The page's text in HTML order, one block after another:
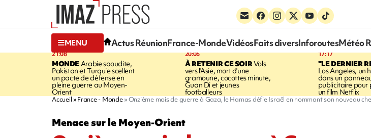
MENU Actus RéunionFrance-MondeVidéosFaits diversInforoutesMétéo
21:08
MONDE Arabie saoudite,
Pakistan et Turquie scellent
un pacte de défense en
pleine guerre au Moyen-
Orient
20:06
À RETENIR CE SOIRVols
vers l'Asie, mort d'une
gramoune, cocottes minute,
Guan Di et jeunes
footballeurs
17:17
"LE DERNIER
Los Angeles, un
dans un
publicitaire pour
un film Netflix
Accueil France - Monde Onzième mois de guerre à Gaza, le Hamas défie Israël en nommant son nouveau
Menace sur le Moyen-Orient